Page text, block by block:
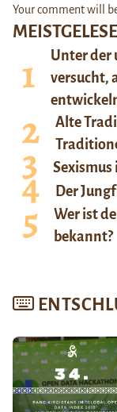
Unter der
versucht,
Alte
Der
Wer ist
bekannt?
Your comment will